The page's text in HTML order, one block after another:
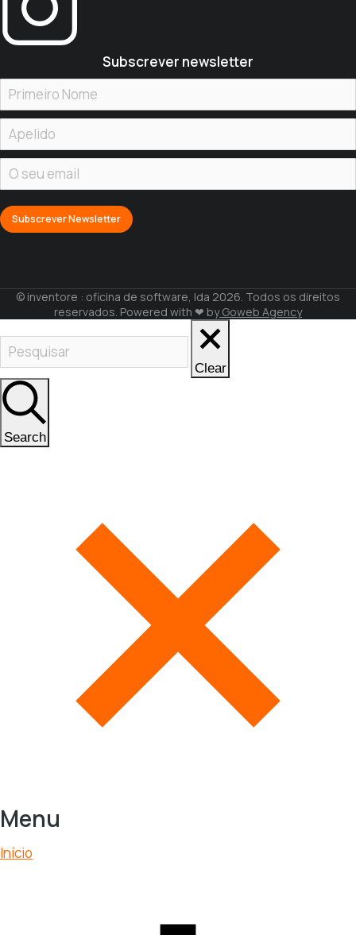
Subscrever newsletter
© inventore : oficina de software, lda 2026. Todos os direitos
reservados. Powered with ❤ byGoweb Agency
Clear
Search
Menu
Início